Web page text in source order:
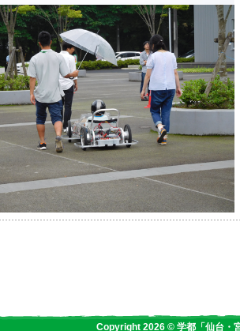
Copyright 2026 © 学都「仙台・